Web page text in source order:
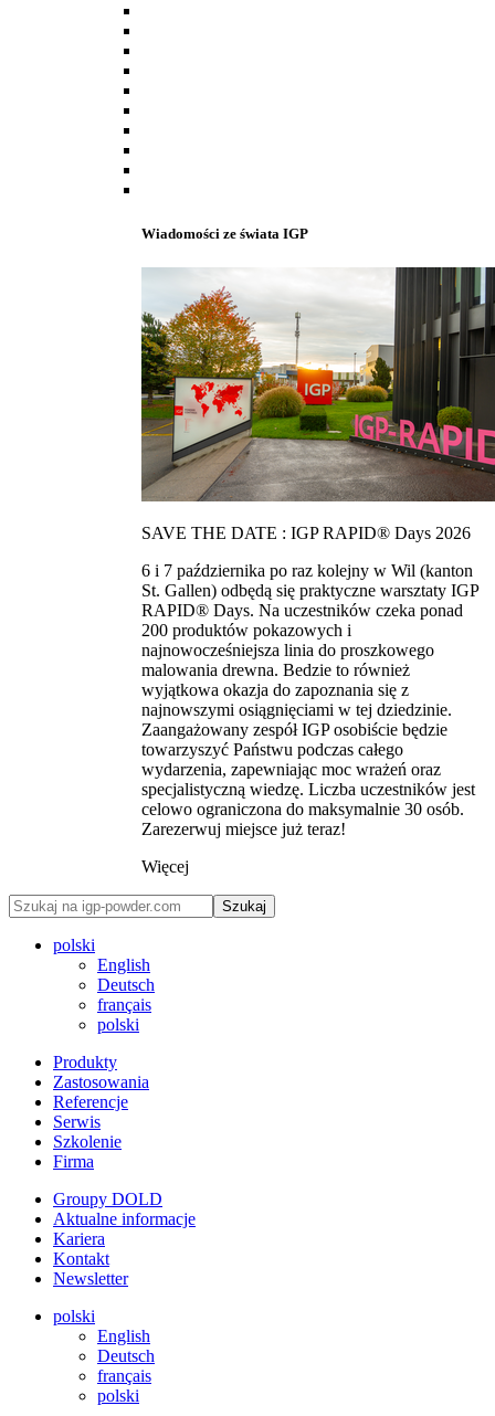
Wiadomości ze świata IGP
SAVE THE DATE : IGP RAPID® Days 2026
6 i 7 października po raz kolejny w Wil (kanton
St. Gallen) odbędą się praktyczne warsztaty IGP
RAPID® Days. Na uczestników czeka ponad
200 produktów pokazowych i
najnowocześniejsza linia do proszkowego
malowania drewna. Bedzie to również
wyjątkowa okazja do zapoznania się z
najnowszymi osiągnięciami w tej dziedzinie.
Zaangażowany zespół IGP osobiście będzie
towarzyszyć Państwu podczas całego
wydarzenia, zapewniając moc wrażeń oraz
specjalistyczną wiedzę. Liczba uczestników jest
celowo ograniczona do maksymalnie 30 osób.
Zarezerwuj miejsce już teraz!
Więcej
Szukaj
polski
English
Deutsch
français
polski
Produkty
Zastosowania
Referencje
Serwis
Szkolenie
Firma
Groupy DOLD
Aktualne informacje
Kariera
Kontakt
Newsletter
polski
English
Deutsch
français
polski